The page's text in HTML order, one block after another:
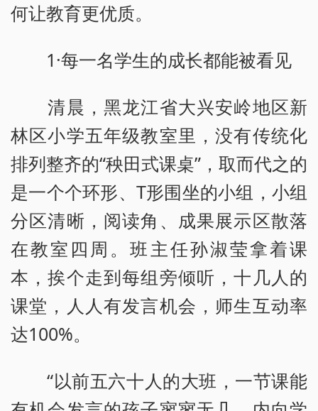
何让教育更优质。
1·每一名学生的成长都能被看见
清晨，黑龙江省大兴安岭地区新
林区小学五年级教室里，没有传统化
排列整齐的“秧田式课桌”，取而代之的
是一个个环形、T形围坐的小组，小组
分区清晰，阅读角、成果展示区散落
在教室四周。班主任孙淑莹拿着课
本，挨个走到每组旁倾听，十几人的
课堂，人人有发言机会，师生互动率
达100%。
“以前五六十人的大班，一节课能